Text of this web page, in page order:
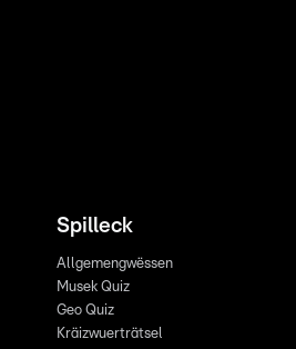
Spilleck
Allgemengwëssen
Musek Quiz
Geo Quiz
Kräizwuerträtsel